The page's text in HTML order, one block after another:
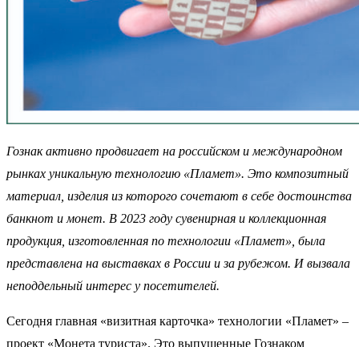
Гознак активно продвигает на российском и международном
рынках уникальную технологию «Пламет». Это композитный
материал, изделия из которого сочетают в себе достоинства
банкнот и монет. В 2023 году сувенирная и коллекционная
продукция, изготовленная по технологии «Пламет», была
представлена на выставках в России и за рубежом. И вызвала
неподдельный интерес у посетителей.
Сегодня главная «визитная карточка» технологии «Пламет» –
проект «Монета туриста». Это выпущенные Гознаком